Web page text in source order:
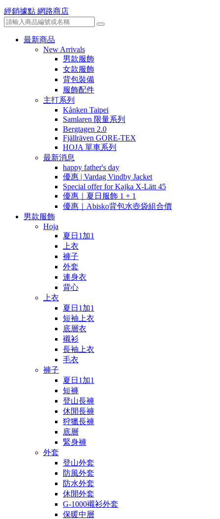
經銷據點 網路商店
最新商品
New Arrivals
男款服飾
女款服飾
背包裝備
服飾配件
主打系列
Kånken Taipei
Samlaren 限量系列
Bergtagen 2.0
Fjällräven GORE-TEX
HOJA 單車系列
最新消息
happy father's day
優惠 | Vardag Vindby Jacket
Special offer for Kajka X-Lätt 45
優惠｜夏日服飾 1 + 1
優惠｜Abisko背包水壺袋組合價
男款服飾
Hoja
夏日1加1
上衣
褲子
外套
連身衣
背心
上衣
夏日1加1
短袖上衣
底層衣
襯衫
長袖上衣
毛衣
褲子
夏日1加1
短褲
登山長褲
休閒長褲
狩獵長褲
底層
緊身褲
外套
登山外套
防風外套
防水外套
休閒外套
G-1000襯衫外套
保暖中層